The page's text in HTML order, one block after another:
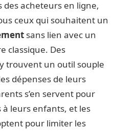
des acheteurs en ligne,
ceux qui souhaitent un
sans lien avec un
classique. Des
trouvent un outil souple
dépenses de leurs
s’en servent pour
leurs enfants, et les
pour limiter les